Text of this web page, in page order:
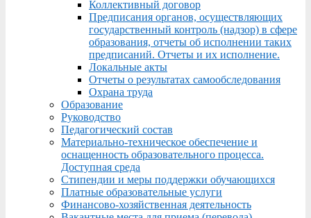
Коллективный договор
Предписания органов, осуществляющих
государственный контроль (надзор) в сфере
образования, отчеты об исполнении таких
предписаний. Отчеты и их исполнение.
Локальные акты
Отчеты о результатах самообследования
Охрана труда
Образование
Руководство
Педагогический состав
Материально-техническое обеспечение и
оснащенность образовательного процесса.
Доступная среда
Стипендии и меры поддержки обучающихся
Платные образовательные услуги
Финансово-хозяйственная деятельность